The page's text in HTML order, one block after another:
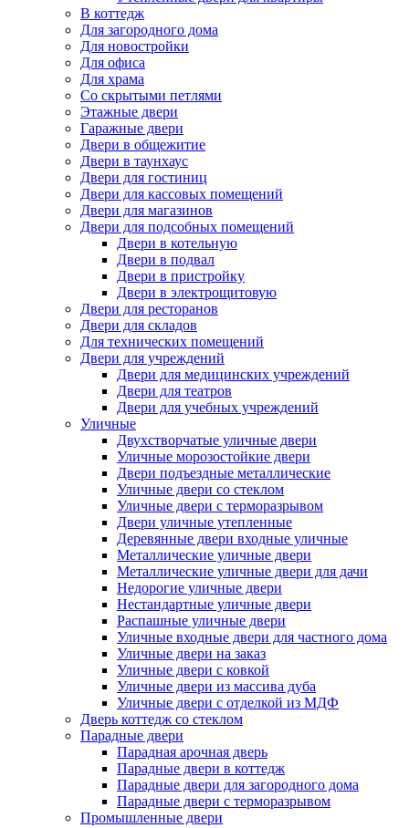
В коттедж
Для загородного дома
Для новостройки
Для офиса
Для храма
Со скрытыми петлями
Этажные двери
Гаражные двери
Двери в общежитие
Двери в таунхаус
Двери для гостиниц
Двери для кассовых помещений
Двери для магазинов
Двери для подсобных помещений
Двери в котельную
Двери в подвал
Двери в пристройку
Двери в электрощитовую
Двери для ресторанов
Двери для складов
Для технических помещений
Двери для учреждений
Двери для медицинских учреждений
Двери для театров
Двери для учебных учреждений
Уличные
Двухстворчатые уличные двери
Уличные морозостойкие двери
Двери подъездные металлические
Уличные двери со стеклом
Уличные двери с терморазрывом
Двери уличные утепленные
Деревянные двери входные уличные
Металлические уличные двери
Металлические уличные двери для дачи
Недорогие уличные двери
Нестандартные уличные двери
Распашные уличные двери
Уличные входные двери для частного дома
Уличные двери на заказ
Уличные двери с ковкой
Уличные двери из массива дуба
Уличные двери с отделкой из МДФ
Дверь коттедж со стеклом
Парадные двери
Парадная арочная дверь
Парадные двери в коттедж
Парадные двери для загородного дома
Парадные двери с терморазрывом
Промышленные двери